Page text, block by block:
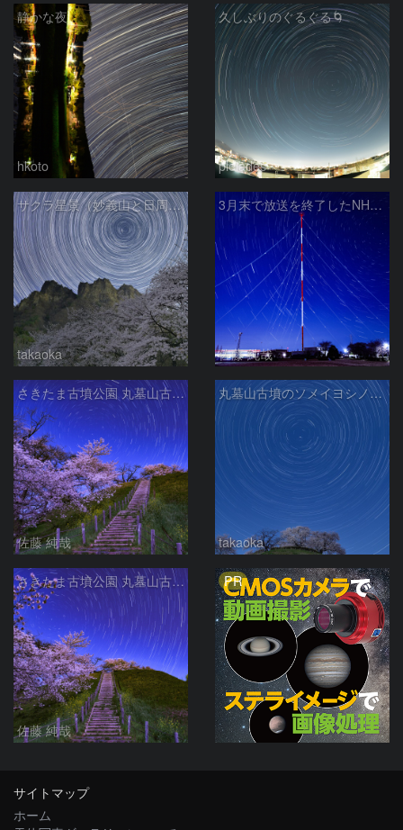
静かな夜
hkoto
久しぶりのぐるぐる🌀
pleiades
サクラ星景（妙義山と日周運動）
takaoka
3月末で放送を終了したNHKラジオ第2放送の送信アンテナと星空
佐藤 純哉
さきたま古墳公園 丸墓山古墳の夜桜と北天の日周運動 埼玉県行田市
佐藤 純哉
丸墓山古墳のソメイヨシノと日周運動
takaoka
さきたま古墳公園 丸墓山古墳の夜桜と北天の日周運動 埼玉県行田市
佐藤 純哉
PR
サイトマップ
ホーム